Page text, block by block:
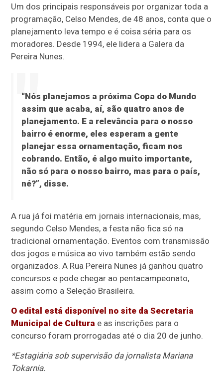
Um dos principais responsáveis por organizar toda a
programação, Celso Mendes, de 48 anos, conta que o
planejamento leva tempo e é coisa séria para os
moradores. Desde 1994, ele lidera a Galera da
Pereira Nunes.
“Nós planejamos a próxima Copa do Mundo
assim que acaba, aí, são quatro anos de
planejamento. E a relevância para o nosso
bairro é enorme, eles esperam a gente
planejar essa ornamentação, ficam nos
cobrando. Então, é algo muito importante,
não só para o nosso bairro, mas para o país,
né?”, disse.
A rua já foi matéria em jornais internacionais, mas,
segundo Celso Mendes, a festa não fica só na
tradicional ornamentação. Eventos com transmissão
dos jogos e música ao vivo também estão sendo
organizados. A Rua Pereira Nunes já ganhou quatro
concursos e pode chegar ao pentacampeonato,
assim como a Seleção Brasileira.
O edital está disponível no site da Secretaria
Municipal de Cultura e as inscrições para o
concurso foram prorrogadas até o dia 20 de junho.
*Estagiária sob supervisão da jornalista Mariana
Tokarnia.